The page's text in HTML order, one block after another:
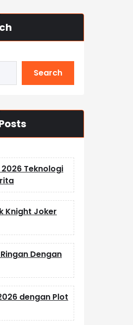
Search
Teknologi
Knight Joker
Dengan
dengan Plot